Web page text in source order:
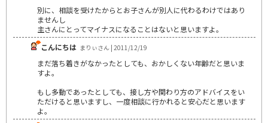
別に、相談を受けたからとお子さんが別人に代わるわけではあり
ませんし
主さんにとってマイナスになることはないと思いますよ。
こんにちは まりぃさん | 2011/12/19
まだ落ち着きがなかったとしても、おかしくない年齢だと思いま
すよ。
もし多動であったとしても、接し方や関わり方のアドバイスをい
ただけると思いますし、一度相談に行かれると安心だと思います
よ。